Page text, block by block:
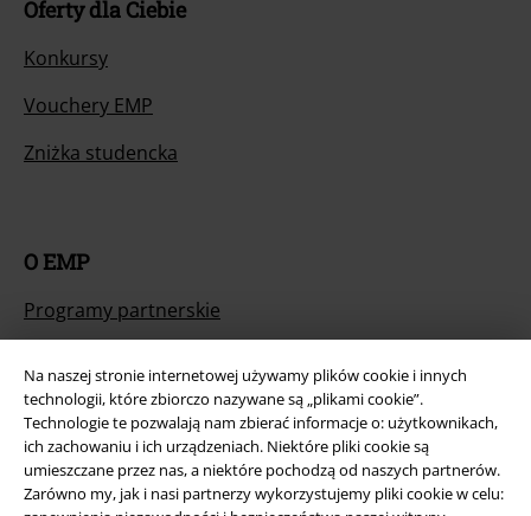
Na naszej stronie internetowej używamy plików cookie i innych
technologii, które zbiorczo nazywane są „plikami cookie”.
Technologie te pozwalają nam zbierać informacje o: użytkownikach,
ich zachowaniu i ich urządzeniach. Niektóre pliki cookie są
umieszczane przez nas, a niektóre pochodzą od naszych partnerów.
Zarówno my, jak i nasi partnerzy wykorzystujemy pliki cookie w celu:
Oferty dla Ciebie
Konkursy
Vouchery EMP
Zniżka studencka
O EMP
Programy partnerskie